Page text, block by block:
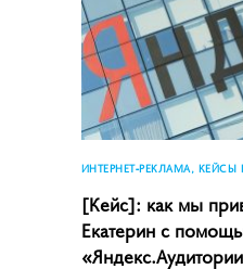
ИНТЕРНЕТ-РЕКЛАМА,
[Кейс]: как мы
Екатерин с